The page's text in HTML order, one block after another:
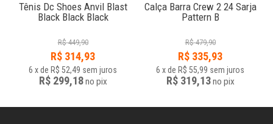
Tênis Dc Shoes Anvil Blast
Black Black Black
R$ 449,90
R$ 314,93
6 xde R$ 52,49 sem juros
R$ 299,18no pix
Calça Barra Crew 2 24 Sarja
Pattern B
R$ 479,90
R$ 335,93
6 xde R$ 55,99 sem juros
R$ 319,13no pix